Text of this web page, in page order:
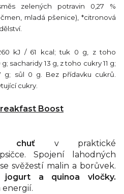
zelených potravin 0,27 %
mladá pšenice), *citronová
kJ / 61 kcal; tuk 0 g, z toho
sacharidy 13 g, z toho cukry 11 g;
g; sůl 0 g. Bez přídavku cukrů.
cukry.
Boost
chuť v praktické
Spojení lahodných
svěžestí malin a borůvek.
jogurt a quinoa vločky.